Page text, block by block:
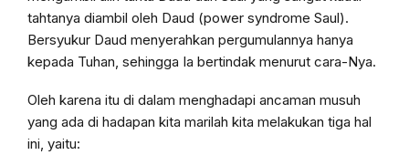
tahtanya diambil oleh Daud (power syndrome Saul).
Bersyukur Daud menyerahkan pergumulannya hanya
kepada Tuhan, sehingga Ia bertindak menurut cara-Nya.
Oleh karena itu di dalam menghadapi ancaman musuh
yang ada di hadapan kita marilah kita melakukan tiga hal
ini, yaitu: